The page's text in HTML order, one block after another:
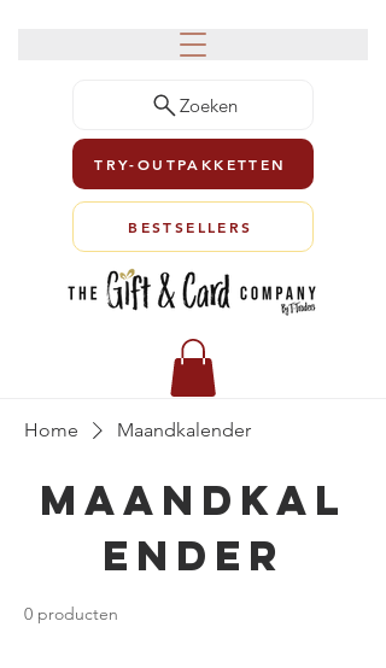
Zoeken
TRY-OUTPAKKETTEN
BESTSELLERS
Home Maandkalender
Maandkal
ender
0 producten